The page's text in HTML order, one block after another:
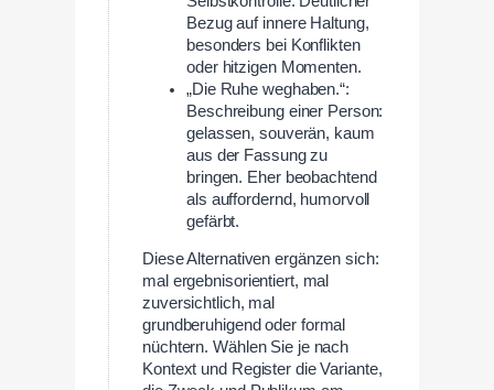
Bezug auf innere Haltung,
besonders bei Konflikten
oder hitzigen Momenten.
„Die Ruhe weghaben.“:
Beschreibung einer Person:
gelassen, souverän, kaum
aus der Fassung zu
bringen. Eher beobachtend
als auffordernd, humorvoll
gefärbt.
Diese Alternativen ergänzen sich:
mal ergebnisorientiert, mal
zuversichtlich, mal
grundberuhigend oder formal
nüchtern. Wählen Sie je nach
Kontext und Register die Variante,